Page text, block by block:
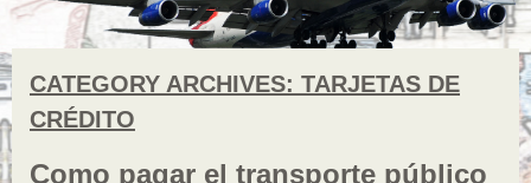
CATEGORY ARCHIVES: TARJETAS DE
CRÉDITO
Como pagar el transporte público